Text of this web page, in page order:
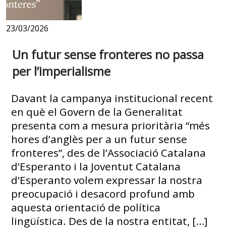
23/03/2026
Un futur sense fronteres no passa
per l’imperialisme
Davant la campanya institucional recent
en què el Govern de la Generalitat
presenta com a mesura prioritària “més
hores d’anglès per a un futur sense
fronteres”, des de l’Associació Catalana
d’Esperanto i la Joventut Catalana
d’Esperanto volem expressar la nostra
preocupació i desacord profund amb
aquesta orientació de política
lingüística. Des de la nostra entitat, […]